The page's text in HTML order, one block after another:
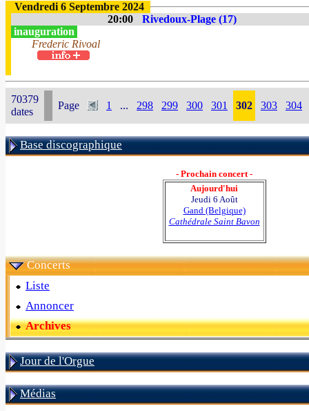
Vendredi 6 Septembre 2024
20:00
Rivedoux-Plage (17)
inauguration
Frederic Rivoal
70379
dates
Page 1 ... 298 299 300 301 302 303 304
Base discographique
- Prochain concert -
Aujourd'hui
Jeudi 6 Août
Gand (Belgique)
Cathédrale Saint Bavon
Concerts
Liste
Annoncer
Archives
Jour de l'Orgue
Médias